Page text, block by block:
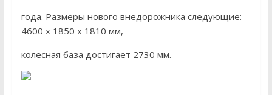
года. Размеры нового внедорожника следующие:
4600 х 1850 х 1810 мм,
колесная база достигает 2730 мм.